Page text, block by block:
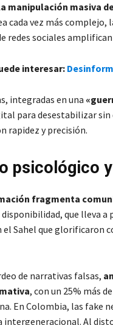
manipulación masiva
cada vez más
redes sociales
interesar:
integradas en una
para desestabilizar
rapidez y precisión.
psicológico
fragmenta
disponibilidad, que lleva
el Sahel que glorificaron
de narrativas falsas,
, con un 25% más
En Colombia, las fake
intergeneracional. Al